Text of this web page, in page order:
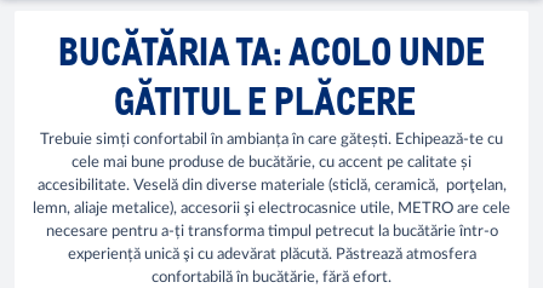
BUCĂTĂRIA TA: ACOLO UNDE
GĂTITUL E PLĂCERE
Trebuie simți confortabil în ambianța în care gătești. Echipează-te cu
cele mai bune produse de bucătărie, cu accent pe calitate și
accesibilitate. Veselă din diverse materiale (sticlă, ceramică, porţelan,
lemn, aliaje metalice), accesorii şi electrocasnice utile, METRO are cele
necesare pentru a-ți transforma timpul petrecut la bucătărie într-o
experiență unică şi cu adevărat plăcută. Păstrează atmosfera
confortabilă în bucătărie, fără efort.